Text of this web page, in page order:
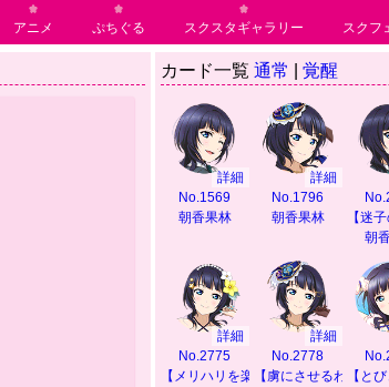
アニメ ぷちぐる スクスタギャラリー スクフ
カード一覧 通常 覚醒
詳細
No.1569
朝香果林
詳細
No.1796
朝香果林
【迷
朝
詳細
No.2775
【メリハリを楽しんで】
詳細
No.2778
【虜にさせるわ】【と